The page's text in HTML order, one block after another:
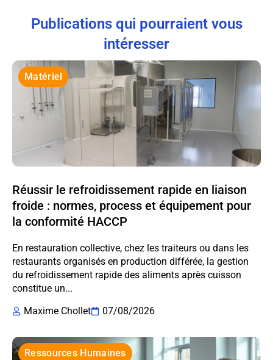
Publications qui pourraient vous
intéresser
Matériel
Réussir le refroidissement rapide en liaison
froide : normes, process et équipement pour
la conformité HACCP
En restauration collective, chez les traiteurs ou dans les
restaurants organisés en production différée, la gestion
du refroidissement rapide des aliments après cuisson
constitue un...
Maxime Chollet
07/08/2026
Ressources Humaines